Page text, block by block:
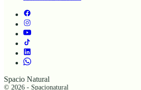
Spacio Natural
© 2026 - Spacionatural